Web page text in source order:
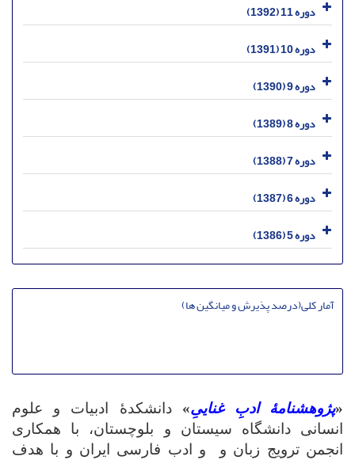
دوره 11 (1392)
دوره 10 (1391)
دوره 9 (1390)
دوره 8 (1389)
دوره 7 (1388)
دوره 6 (1387)
دوره 5 (1386)
آمار کلی(درصد پذیرش و میانگین ها)
«پژوهشنامۀ ادبِ غناییِ»دانشکدۀ ادبیات و علوم
انسانی دانشگاه سیستان و بلوچستان، با همکاری
انجمن ترویج زبان و و ادب فارسی ایران و با هدف